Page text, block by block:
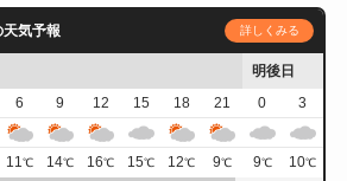
気予報 詳しくみる
明後日
6 9 12 15 18 21 0
3
11℃ 14℃ 16℃ 15℃ 12℃ 9℃ 9℃ 10℃